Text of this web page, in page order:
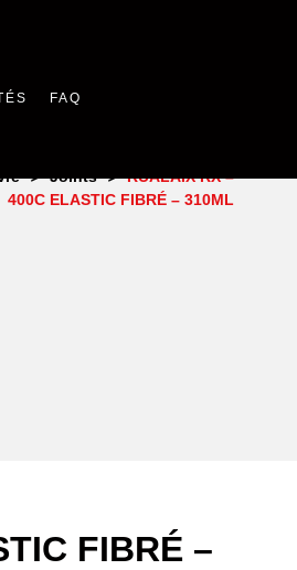
FAQ
> Joints > RUALAIX RX –
400C ELASTIC FIBRÉ – 310ML
FIBRÉ –